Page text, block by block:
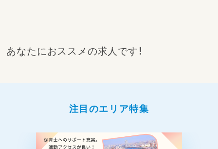
あなたにおススメの求人です！
注目のエリア特集